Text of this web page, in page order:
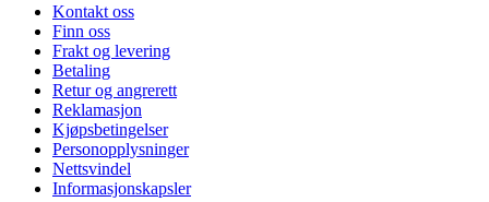
Kontakt oss
Finn oss
Frakt og levering
Betaling
Retur og angrerett
Reklamasjon
Kjøpsbetingelser
Personopplysninger
Nettsvindel
Informasjonskapsler